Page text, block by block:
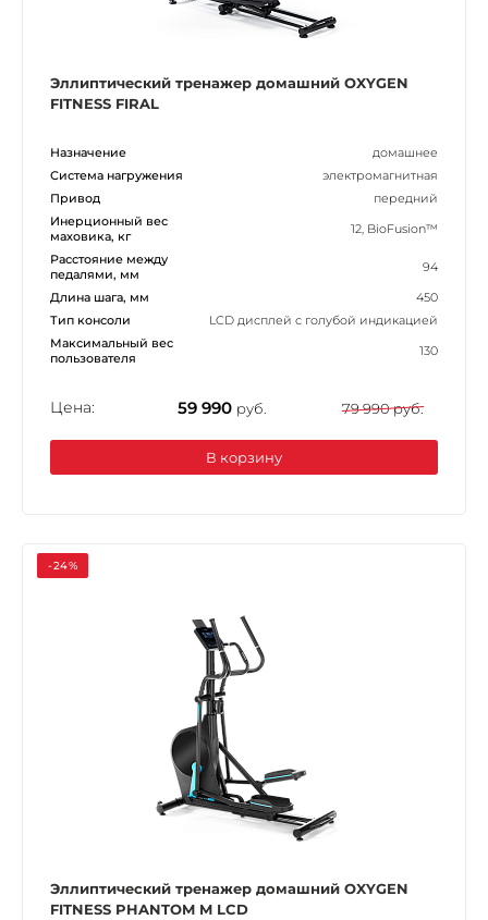
Эллиптический тренажер домашний OXYGEN
FITNESS FIRAL
Назначение
домашнее
Система нагружения
электромагнитная
Привод
передний
Инерционный вес
маховика, кг
12, BioFusion™
Расстояние между
педалями, мм
94
Длина шага, мм
450
Тип консоли
LCD дисплей с голубой индикацией
Максимальный вес
пользователя
130
Цена: 59 990 руб. 79 990 руб.
В корзину
-24%
Эллиптический тренажер домашний OXYGEN
FITNESS PHANTOM M LCD